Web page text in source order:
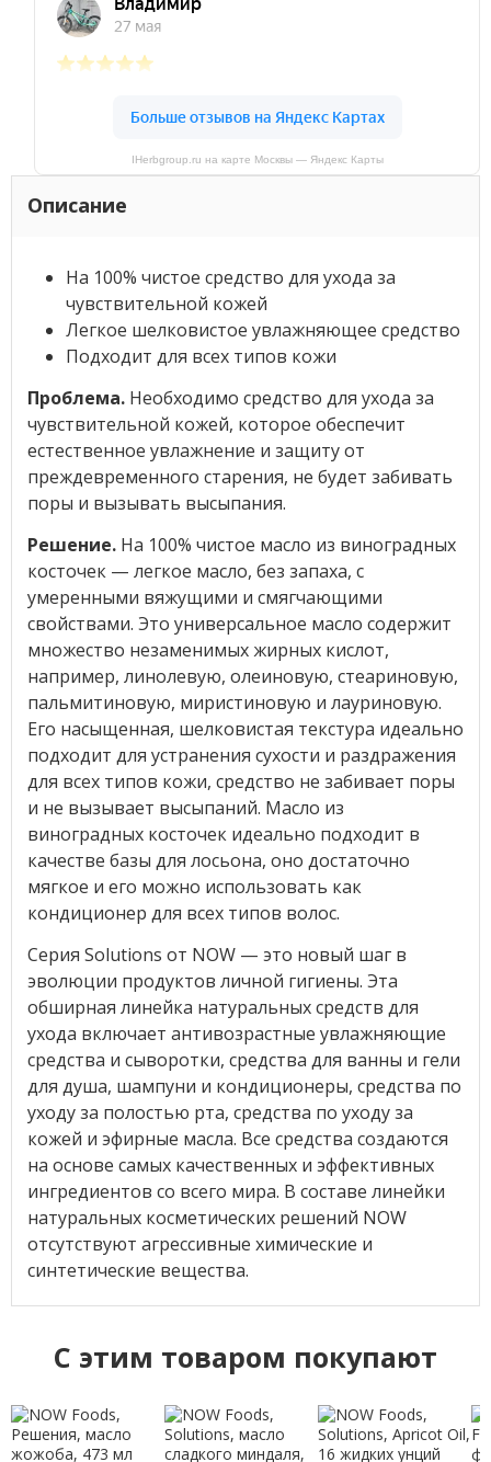
IHerbgroup.ru на карте Москвы — Яндекс Карты
Описание
На 100% чистое средство для ухода за
чувствительной кожей
Легкое шелковистое увлажняющее средство
Подходит для всех типов кожи
Проблема.Необходимо средство для ухода за
чувствительной кожей, которое обеспечит
естественное увлажнение и защиту от
преждевременного старения, не будет забивать
поры и вызывать высыпания.
Решение.На 100% чистое масло из виноградных
косточек — легкое масло, без запаха, с
умеренными вяжущими и смягчающими
свойствами. Это универсальное масло содержит
множество незаменимых жирных кислот,
например, линолевую, олеиновую, стеариновую,
пальмитиновую, миристиновую и лауриновую.
Его насыщенная, шелковистая текстура идеально
подходит для устранения сухости и раздражения
для всех типов кожи, средство не забивает поры
и не вызывает высыпаний. Масло из
виноградных косточек идеально подходит в
качестве базы для лосьона, оно достаточно
мягкое и его можно использовать как
кондиционер для всех типов волос.
Серия Solutions от NOW — это новый шаг в
эволюции продуктов личной гигиены. Эта
обширная линейка натуральных средств для
ухода включает антивозрастные увлажняющие
средства и сыворотки, средства для ванны и гели
для душа, шампуни и кондиционеры, средства по
уходу за полостью рта, средства по уходу за
кожей и эфирные масла. Все средства создаются
на основе самых качественных и эффективных
ингредиентов со всего мира. В составе линейки
натуральных косметических решений NOW
отсутствуют агрессивные химические и
синтетические вещества.
C этим товаром покупают